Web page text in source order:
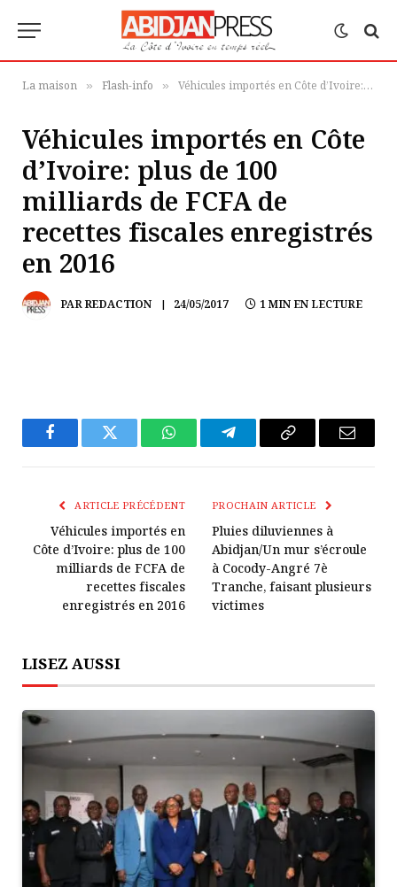
La maison » Flash-info » Véhicules importés en Côte d’Ivoire: plus de 100 milliards de FCFA de recettes fiscales enregistrés en 2016
Véhicules importés en Côte
d’Ivoire: plus de 100
milliards de FCFA de
recettes fiscales enregistrés
en 2016
PARREDACTION 24/05/2017 1 MIN EN LECTURE
FacebookTwitter WhatsAppTélégrammeCopier
Lien
E-
ARTICLE PRÉCÉDENT
Véhicules importés en
Côte d’Ivoire: plus de 100
milliards de FCFA de
recettes fiscales
enregistrés en 2016
PROCHAIN ARTICLE
Pluies diluviennes à
Abidjan/Un mur s’écroule
à Cocody-Angré 7è
Tranche, faisant plusieurs
victimes
LISEZ AUSSI